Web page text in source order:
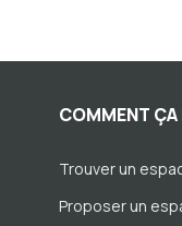
COMMENT ÇA
Trouver un
Proposer un